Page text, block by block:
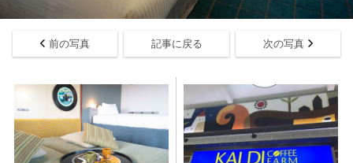
前の写真 記事に戻る 次の写真